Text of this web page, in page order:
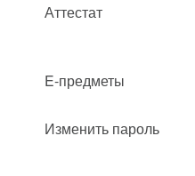
Аттестат
E-предметы
Изменить пароль